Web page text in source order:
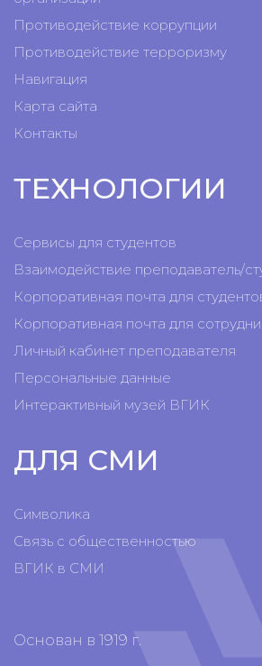
Противодействие коррупции
Противодействие терроризму
Навигация
Карта сайта
Контакты
ТЕХНОЛОГИИ
Сервисы для студентов
Взаимодействие преподаватель/
Корпоративная почта для
Корпоративная почта для
Личный кабинет преподавателя
Персональные данные
Интерактивный музей ВГИК
ДЛЯ СМИ
Символика
Связь с общественностью
ВГИК в СМИ
Основан в 1919 г.